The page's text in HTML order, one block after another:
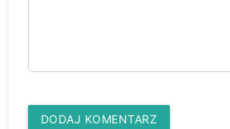
DODAJ KOMENTARZ